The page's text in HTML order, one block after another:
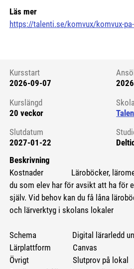
Läs mer
https://talenti.se/komvux/komvux-
Kursstart 6274561
Kursstart
2026-09-07
Kurslängd
20 veckor
Skola
Slutdatum
2027-01-22
Beskrivning
Kostnader Läroböcker,
du som elev har för avsikt att ha för
själv. Vid behov kan du få låna
och lärverktyg i skolans lokaler
Schema Digital lärarledd
Lärplattform Canvas
Övrigt Slutprov på lokal